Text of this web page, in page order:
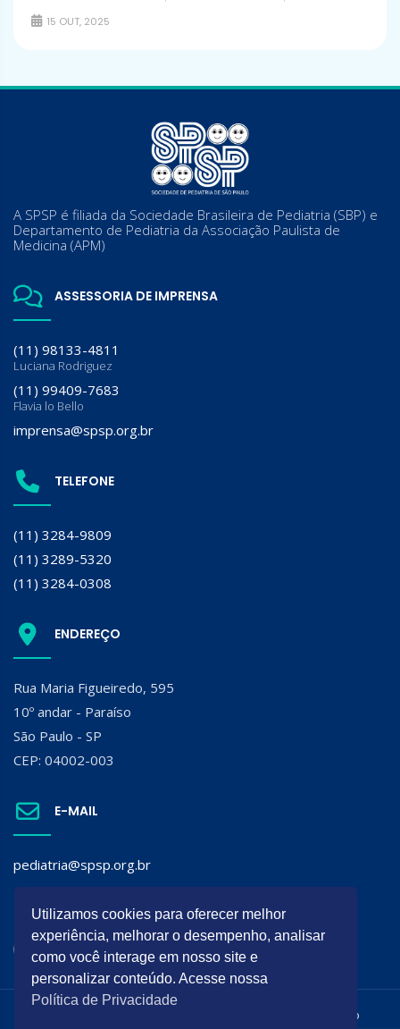
15 OUT, 2025
A SPSP é filiada da Sociedade Brasileira de Pediatria (SBP) e
Departamento de Pediatria da Associação Paulista de
Medicina (APM)
ASSESSORIA DE IMPRENSA
(11) 98133-4811
Luciana Rodriguez
(11) 99409-7683
Flavia lo Bello
imprensa@spsp.org.br
TELEFONE
(11) 3284-9809
(11) 3289-5320
(11) 3284-0308
ENDEREÇO
Rua Maria Figueiredo, 595
10º andar - Paraíso
São Paulo - SP
CEP: 04002-003
E-MAIL
pediatria@spsp.org.br
SIGA A SPSP:
Todos os direitos reservados. É permitida a reprodução do
Utilizamos cookies para oferecer melhor
experiência, melhorar o desempenho, analisar
como você interage em nosso site e
personalizar conteúdo. Acesse nossa
Política de Privacidade